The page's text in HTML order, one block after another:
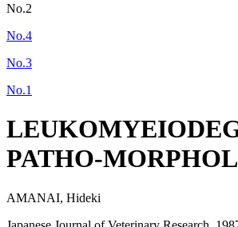
No.2
No.4
No.3
No.1
PATHO-
AMANAI, Hideki